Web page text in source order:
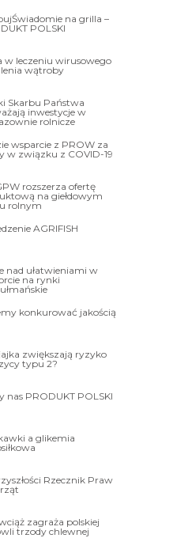
na grilla –
POLSKI
w leczeniu wirusowego
wątroby
Skarbu Państwa
inwestycje w
rolnicze
wsparcie z PROW za
w związku z COVID-19
rozszerza ofertę
na giełdowym
rolnym
AGRIFISH
nad ułatwieniami w
na rynki
konkurować jakością
zwiększają ryzyko
typu 2?
nas PRODUKT POLSKI
a glikemia
Rzecznik Praw
zagraża polskiej
trzody chlewnej